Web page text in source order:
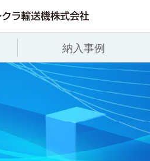
製品情報
コンベヤ機器
コンベヤ機器を探す
用途から探す
納入事例
納入事例
全業種
飲料
会社情報
代表あいさつ
事業所一覧